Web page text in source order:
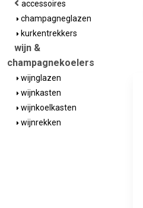
accessoires
champagneglazen
kurkentrekkers
wijn &
champagnekoelers
wijnglazen
wijnkasten
wijnkoelkasten
wijnrekken